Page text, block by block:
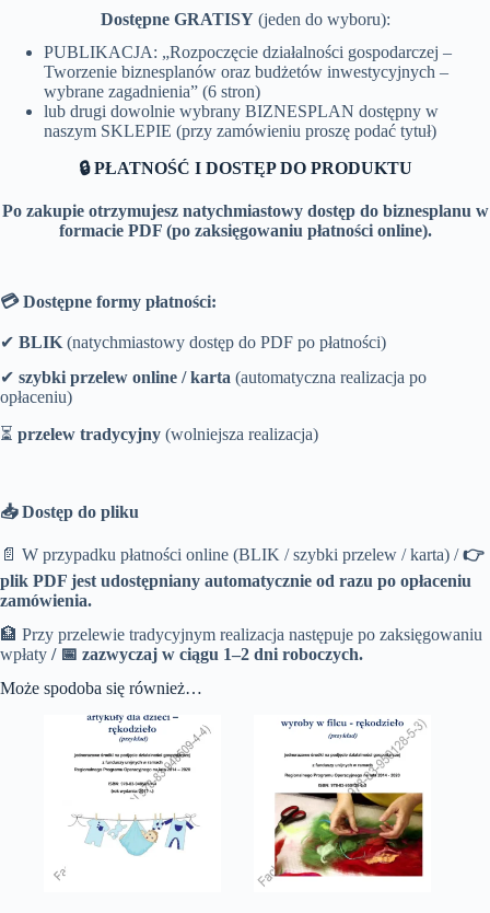
Dostępne GRATISY(jeden do wyboru):
PUBLIKACJA: „Rozpoczęcie działalności gospodarczej –
Tworzenie biznesplanów oraz budżetów inwestycyjnych –
wybrane zagadnienia” (6 stron)
lub drugi dowolnie wybrany BIZNESPLAN dostępny w
naszym SKLEPIE (przy zamówieniu proszę podać tytuł)
🔒 PŁATNOŚĆ I DOSTĘP DO PRODUKTU
Po zakupie otrzymujesz natychmiastowy dostęp do biznesplanu w
formacie PDF (po zaksięgowaniu płatności online).
💳 Dostępne formy płatności:
✔ BLIK (natychmiastowy dostęp do PDF po płatności)
✔ szybki przelew online / karta (automatyczna realizacja po
opłaceniu)
⏳ przelew tradycyjny (wolniejsza realizacja)
📥 Dostęp do pliku
📄 W przypadku płatności online (BLIK / szybki przelew / karta) /👉
plik PDF jest udostępniany automatycznie od razu po opłaceniu
zamówienia.
🏦 Przy przelewie tradycyjnym realizacja następuje po zaksięgowaniu
wpłaty / 📅 zazwyczaj w ciągu 1–2 dni roboczych.
Może spodoba się również…